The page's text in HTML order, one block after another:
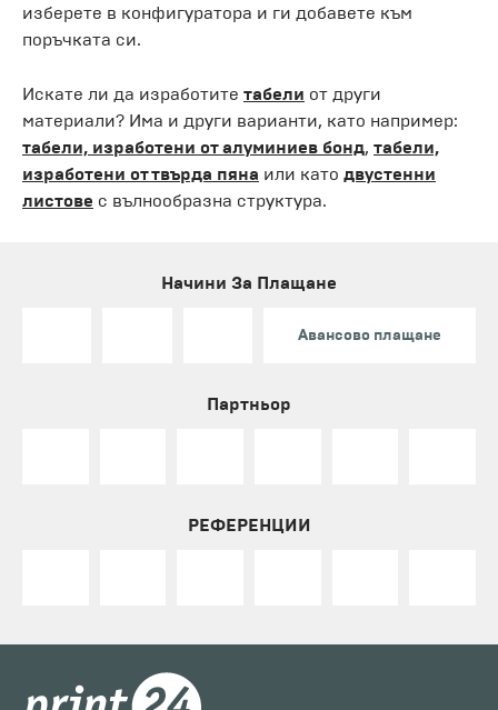
изберете в конфигуратора и ги добавете към
поръчката си.
Искате ли да изработите табели от други
материали? Има и други варианти, като например:
табели, изработени от алуминиев бонд, табели,
изработени от твърда пяна или като двустенни
листове с вълнообразна структура.
Начини За Плащане
Авансово плащане
Партньор
РЕФЕРЕНЦИИ